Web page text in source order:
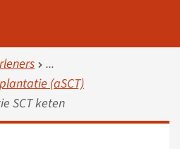
(aSCT)
SCT keten